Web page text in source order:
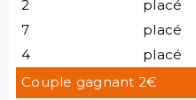
2
placé
7
placé
4
placé
Couple gagnant 2€